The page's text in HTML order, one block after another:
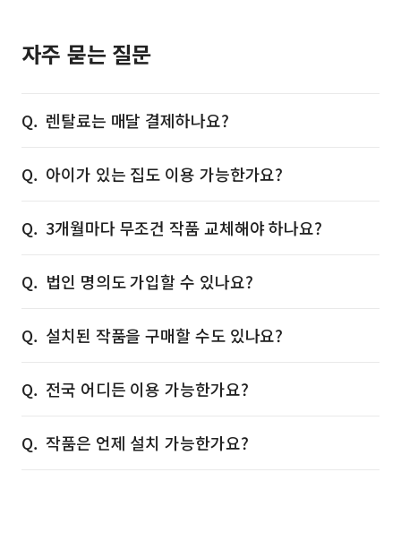
자주 묻는 질문
렌탈료는 매달 결제하나요?
아이가 있는 집도 이용 가능한가요?
3개월마다 무조건 작품 교체해야 하나요?
법인 명의도 가입할 수 있나요?
설치된 작품을 구매할 수도 있나요?
전국 어디든 이용 가능한가요?
작품은 언제 설치 가능한가요?